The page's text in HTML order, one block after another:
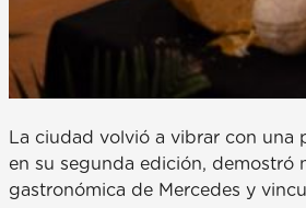
La ciudad volvió a vibrar con una
en su segunda edición, demostró
gastronómica de Mercedes y